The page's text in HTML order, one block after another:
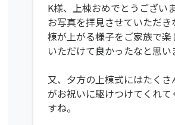
K様、上棟おめでとうござい
お写真を拝見させていただき
棟が上がる様子をご家族で楽
いただけて良かったなと思い
又、夕方の上棟式にはたくさ
がお祝いに駆けつけてくれて
すね。